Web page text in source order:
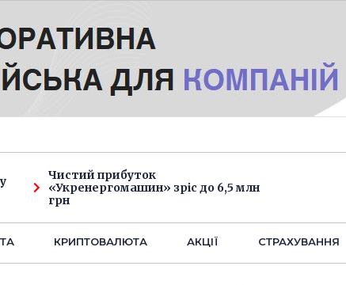
Чистий прибуток
«Укренергомашин» зріс до 6,5 млн
грн
КРИПТОВАЛЮТА АКЦІЇ СТРАХУВАННЯ